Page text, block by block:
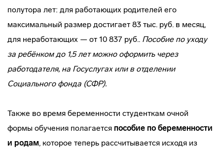
полутора лет: для работающих родителей его
максимальный размер достигает 83 тыс. руб. в месяц,
для неработающих — от 10 837 руб.. Пособие по уходу
за ребёнком до 1,5 лет можно оформить через
работодателя, на Госуслугах или в отделении
Социального фонда (СФР).
Также во время беременности студенткам очной
формы обучения полагается пособие по беременности
и родам, которое теперь рассчитывается исходя из